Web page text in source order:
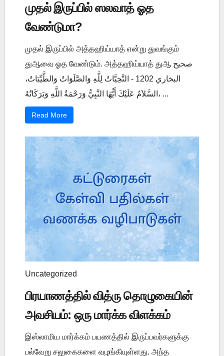
முதல் இருப்பில் ஸலவாத் ஓத
வேண்டுமா?
முதல் இருப்பில் அத்தஹிய்யாத் என்று துவங்கும்
துஆவை ஓத வேண்டும். அத்தஹிய்யாத் துஆ صحيح
البخاري 1202 - التَّحِيَّاتُ لِلَّهِ وَالصَّلَوَاتُ وَالطَّيِّبَاتُ،
السَّلاَمُ عَلَيْكَ أَيُّهَا النَّبِيُّ وَرَحْمَةُ اللَّهِ وَبَرَكَاتُهُ، ...
Read More
Uncategorized
பிரயாணத்தில் வித்ரு தொழுகையின்
அவசியம்: ஒரு மார்க்க விளக்கம்
இஸ்லாமிய மார்க்கம் பயணத்தில் இருப்பவர்களுக்கு
பல்வேறு சலுகைகளை வழங்கியுள்ளது. அந்த